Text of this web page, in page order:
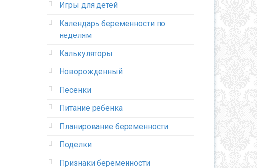
Игры для детей
Календарь беременности по
неделям
Калькуляторы
Новорожденный
Песенки
Питание ребенка
Планирование беременности
Поделки
Признаки беременности